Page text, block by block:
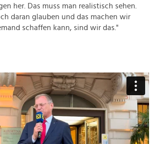
her. Das muss man realistisch sehen.
daran glauben und das machen wir
schaffen kann, sind wir das."